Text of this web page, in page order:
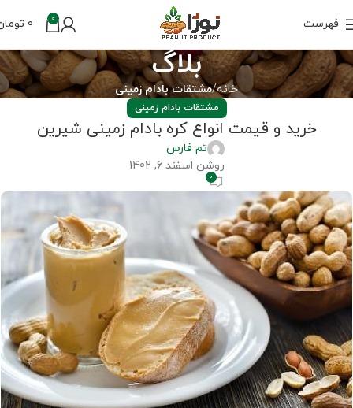
فهرست 0
0
بلاگ
خانه مشتقات بادام زمینی
مشتقات بادام زمینی
خرید و قیمت انواع کره بادام زمینی شیرین
تم فارس
روشن اسفند 6, 1402
0